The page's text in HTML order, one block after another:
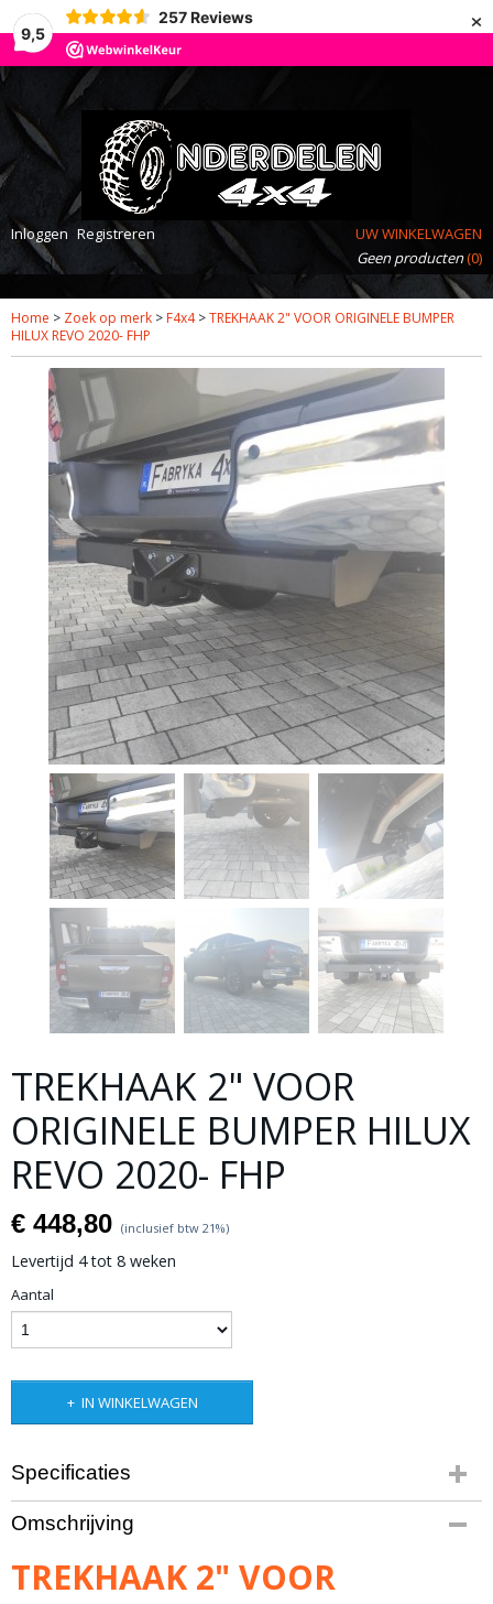
9,5
257 Reviews ×
Inloggen Registreren
UW WINKELWAGEN
Geen producten(0)
Home > Zoek op merk > F4x4>TREKHAAK 2" VOOR ORIGINELE BUMPER
HILUX REVO 2020- FHP
TREKHAAK 2" VOOR
ORIGINELE BUMPER HILUX
REVO 2020- FHP
€ 448,80 (inclusief btw 21%)
Levertijd 4 tot 8 weken
Aantal
IN WINKELWAGEN
Specificaties
Bruto gewicht
10,00 Kg
Omschrijving
TREKHAAK 2" VOOR